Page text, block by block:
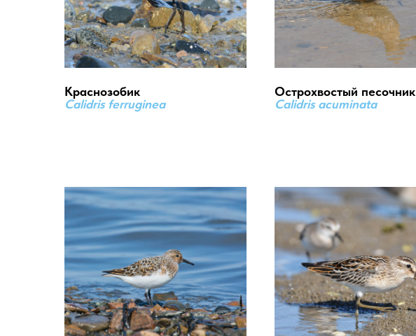
Краснозобик
Calidris ferruginea
Острохвостый песочник
Calidris acuminata